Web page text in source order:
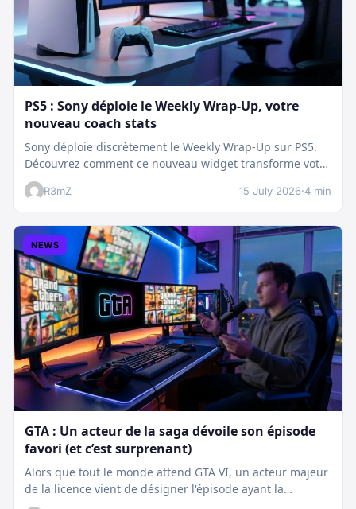
PS5 : Sony déploie le Weekly Wrap-Up, votre
nouveau coach stats
Sony déploie discrètement le Weekly Wrap-Up sur PS5.
Découvrez comment ce nouveau widget transforme votre
dashboard et booste votre suivi…
R3mZ 15 July 2026·4 min
NEWS
GTA : Un acteur de la saga dévoile son épisode
favori (et c’est surprenant)
Alors que tout le monde attend GTA VI, un acteur majeur
de la licence vient de désigner l'épisode ayant la…